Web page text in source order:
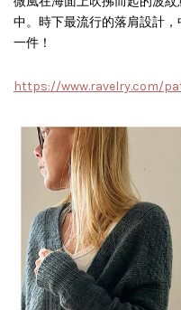
中。時下最流行的落肩設計
一件！
https://www.ravelry.com/